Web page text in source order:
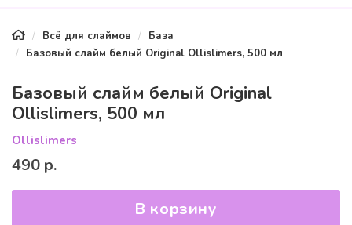
Всё для слаймов
База
Базовый слайм белый Original Ollislimers, 500 мл
Базовый слайм белый Original
Ollislimers, 500 мл
Ollislimers
490 р.
В корзину